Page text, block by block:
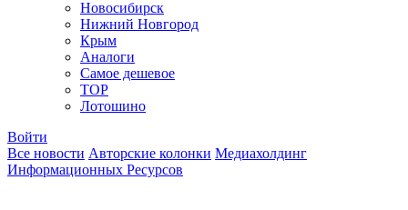
Новосибирск
Нижний Новгород
Крым
Аналоги
Самое дешевое
TOP
Лотошино
Войти
Все новости Авторские колонки Медиахолдинг
Информационных Ресурсов